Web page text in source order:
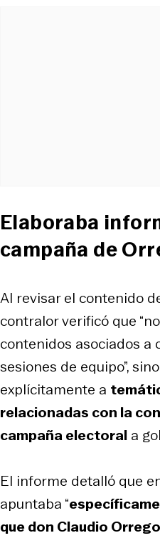
Elaboraba
campaña de
Al revisar el contenido
contralor verificó que
contenidos asociados a
sesiones de equipo”,
explícitamente a
relacionadas con la
campaña electoral a
El informe detalló que
apuntaba “
que don Claudio